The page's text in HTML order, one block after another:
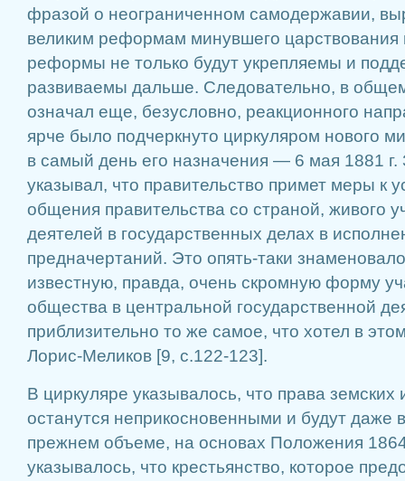
фразой о неограниченном самодержавии,
великим реформам минувшего царствования
реформы не только будут укрепляемы и
развиваемы дальше. Следовательно, в
означал еще, безусловно, реакционного
ярче было подчеркнуто циркуляром нового
в самый день его назначения — 6 мая 1881 г.
указывал, что правительство примет меры к
общения правительства со страной, живого
деятелей в государственных делах в
предначертаний. Это опять-таки
известную, правда, очень скромную форму
общества в центральной государственной
приблизительно то же самое, что хотел в
Лорис-Меликов [9, с.122-123].
В циркуляре указывалось, что права земских
останутся неприкосновенными и будут даже
прежнем объеме, на основах Положения
указывалось, что крестьянство, которое